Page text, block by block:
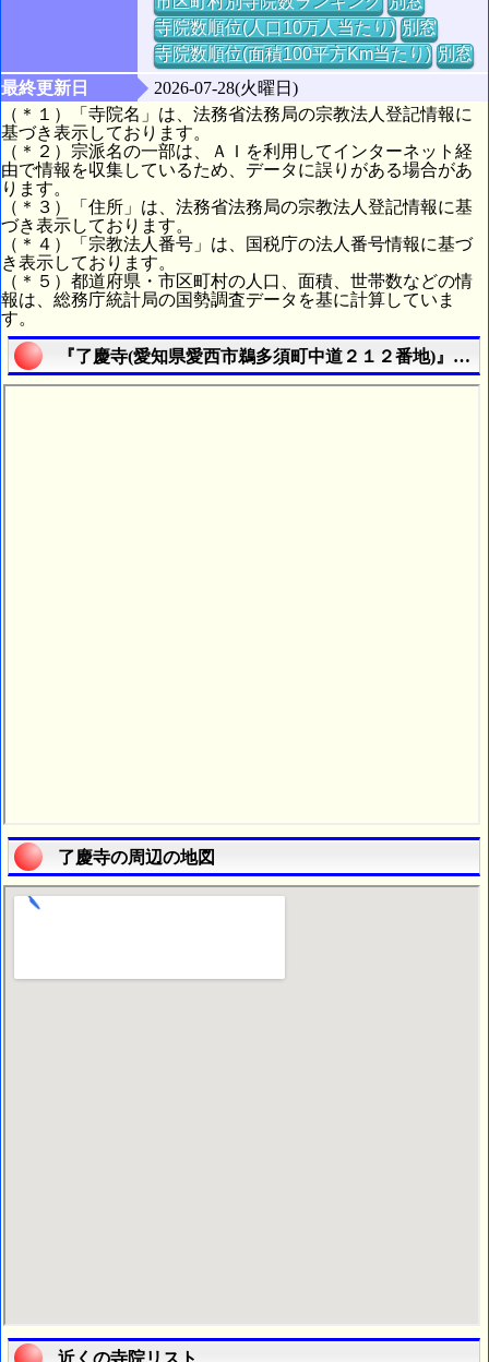
寺院数順位(人口10万人当たり) 別窓
寺院数順位(面積100平方Km当たり) 別窓
最終更新日
2026-07-28(火曜日)
（＊１）「寺院名」は、法務省法務局の宗教法人登記情報に
基づき表示しております。
（＊２）宗派名の一部は、ＡＩを利用してインターネット経
由で情報を収集しているため、データに誤りがある場合があ
ります。
（＊３）「住所」は、法務省法務局の宗教法人登記情報に基
づき表示しております。
（＊４）「宗教法人番号」は、国税庁の法人番号情報に基づ
き表示しております。
（＊５）都道府県・市区町村の人口、面積、世帯数などの情
報は、総務庁統計局の国勢調査データを基に計算していま
す。
『了慶寺(愛知県愛西市鵜多須町中道２１２番地)』の
了慶寺の周辺の地図